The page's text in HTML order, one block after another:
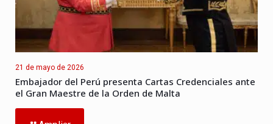
21 de mayo de 2026
Embajador del Perú presenta Cartas Credenciales ante
el Gran Maestre de la Orden de Malta